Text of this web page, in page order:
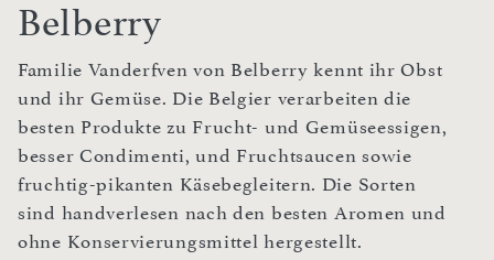
Belberry
Familie Vanderfven von Belberry kennt ihr Obst
und ihr Gemüse. Die Belgier verarbeiten die
besten Produkte zu Frucht- und Gemüseessigen,
besser Condimenti, und Fruchtsaucen sowie
fruchtig-pikanten Käsebegleitern. Die Sorten
sind handverlesen nach den besten Aromen und
ohne Konservierungsmittel hergestellt.